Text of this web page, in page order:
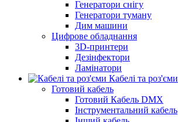
Генератори снігу
Генератори туману
Дим машини
Цифрове обладнання
3D-принтери
Дезінфектори
Ламінатори
Кабелі та роз'єми
Готовий кабель
Готовий Кабель DMX
Інструментальний кабель